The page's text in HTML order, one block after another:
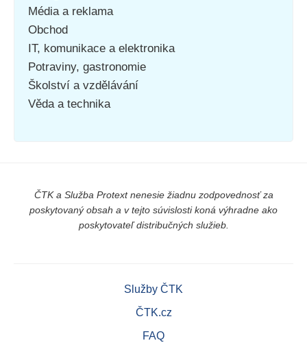
Média a reklama
Obchod
IT, komunikace a elektronika
Potraviny, gastronomie
Školství a vzdělávání
Věda a technika
ČTK a Služba Protext nenesie žiadnu zodpovednosť za
poskytovaný obsah a v tejto súvislosti koná výhradne ako
poskytovateľ distribučných služieb.
Služby ČTK
ČTK.cz
FAQ